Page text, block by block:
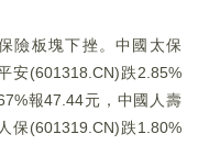
險板塊下挫。中國太保
安(601318.CN)跌2.85%
報47.44元，中國人壽
保(601319.CN)跌1.80%